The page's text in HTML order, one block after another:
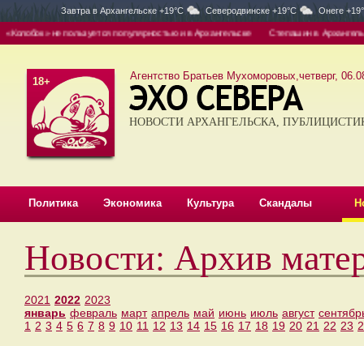
Завтра в Архангельске +19°C Северодвинске +19°C Онеге
пользуется популярностью и в Архангельске Степашин в Архангельске.
18+ Агентство Братьев Мухоморовых,четверг,
НОВОСТИ АРХАНГЕЛЬСКА,
Политика Экономика Культура Скандалы
Новости: Архив
2021 2022 2023
январь февраль март апрель май июнь июль август
1 2 3 4 5 6 7 8 9 10 11 12 13 14 15 16 17 18 19 20 21 22 23